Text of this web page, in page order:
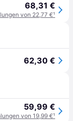
68,31 €
von 22,77 €¹
62,30 €
59,99 €
von 19,99 €¹